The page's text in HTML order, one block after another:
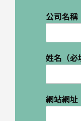
公司名稱
姓名（必
網站網址